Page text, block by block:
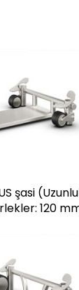
şasi
120